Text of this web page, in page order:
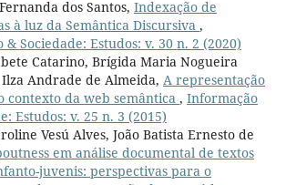
dos Santos, Indexação de
à luz da Semântica Discursiva ,
Sociedade: Estudos: v. 30 n. 2 (2020)
Catarino, Brígida Maria Nogueira
Andrade de Almeida, A representação
contexto da web semântica , Informação
Estudos: v. 25 n. 3 (2015)
Vesú Alves, João Batista Ernesto de
em análise documental de textos
juvenis: perspectivas para o